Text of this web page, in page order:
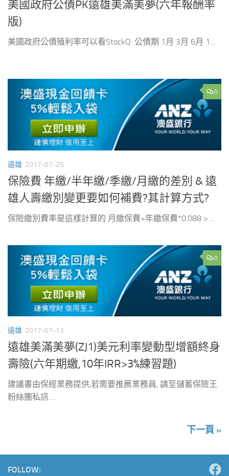
美國政府公債PK遠雄美滿美夢(六年報酬率
版)
美國政府公債殖利率可以看StockQ: 公債期 1月 3月 6月 1...
0
遠雄 2017-07-25
保險費 年繳/半年繳/季繳/月繳的差別 & 遠
雄人壽繳別變更要如何補費?其計算方式?
保險繳別費率是這樣計算的 月繳保費=年繳保費*0.088 > ...
0
遠雄 2017-07-13
遠雄美滿美夢(ZJ1)美元利率變動型增額終身
壽險(六年期繳,10年IRR>3%練習題)
建議書由保經業務提供,若需要推薦業務員, 請至儲蓄保險王
粉絲團私訊 ...
下一頁 »
FOLLOW: